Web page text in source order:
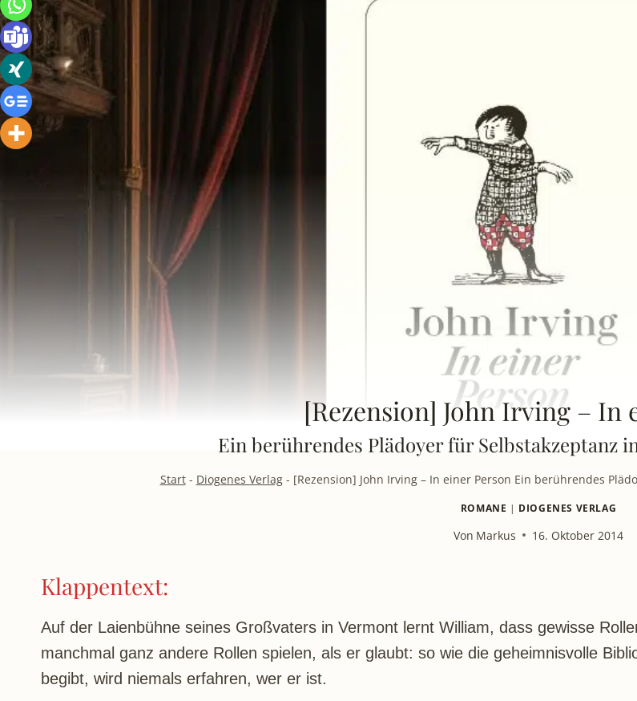
[Rezension] John Irving – In
Ein berührendes Plädoyer für Selbstakzeptanz
Start- Diogenes Verlag- [Rezension] John Irving – In einer Person Ein berührendes
ROMANE | DIOGENES VERLAG
Von Markus 16. Oktober 2014
Klappentext:
Auf der Laienbühne seines Großvaters in Vermont lernt William, dass gewisse
manchmal ganz andere Rollen spielen, als er glaubt: so wie die geheimnisvolle
begibt, wird niemals erfahren, wer er ist.